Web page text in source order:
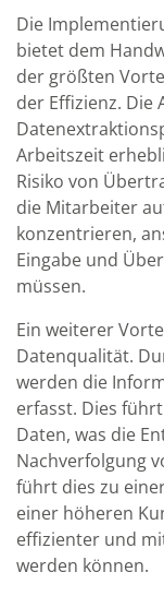
Die
bietet dem
der größten
der Effizienz. Die
Arbeitszeit
Risiko von
die Mitarbeiter
konzentrieren,
Eingabe und
müssen.
Ein weiterer
Datenqualität.
werden die
erfasst. Dies
Daten, was die
Nachverfolgung
führt dies zu
einer höheren
effizienter und
werden können.